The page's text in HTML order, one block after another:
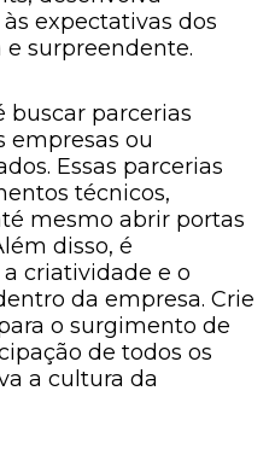
expectativas dos
surpreendente.
buscar parcerias
empresas ou
Essas parcerias
técnicos,
mesmo abrir portas
disso, é
criatividade e o
da empresa. Crie
o surgimento de
de todos os
a cultura da